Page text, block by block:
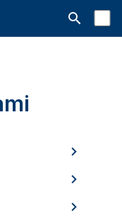
Aprire la